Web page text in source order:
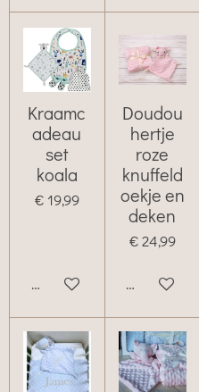
Kraamc
adeau
set
koala
€ 19,99
Bekijk details
Doudou
hertje
roze
knuffeld
oekje en
deken
€ 24,99
Bekijk details